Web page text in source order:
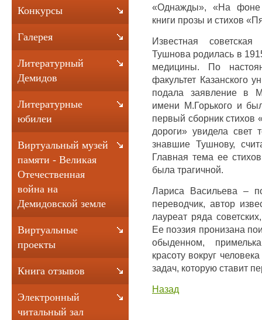
«Однажды», «На фоне
книги прозы и стихов
Известная
Тушнова родилась в
медицины. По
факультет Казанского
подала заявление в
имени М.Горького и
первый сборник стихов
дороги» увидела свет
знавшие Тушнову,
Главная тема ее
была трагичной.
Лариса Васильева –
переводчик, автор
лауреат ряда
Ее поэзия пронизана
обыденном,
красоту вокруг
задач, которую ставит
Назад
Конкурсы
Галерея
Литературный
Демидов
Литературные
юбилеи
Виртуальный музей
памяти - Великая
Отечественная
война на
Демидовской земле
Виртуальные
проекты
Книга отзывов
Электронный
читальный зал